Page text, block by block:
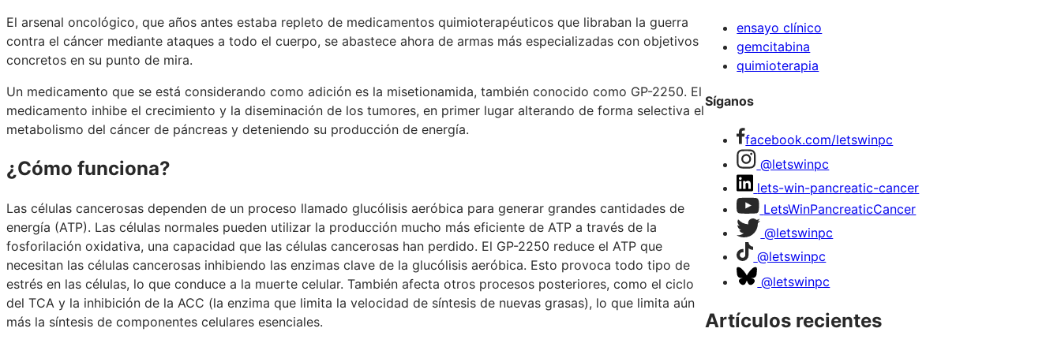
El arsenal oncológico, que años antes estaba repleto de medicamentos quimioterapéuticos que libraban la guerra
contra el cáncer mediante ataques a todo el cuerpo, se abastece ahora de armas más especializadas con objetivos
concretos en su punto de mira.
Un medicamento que se está considerando como adición es la misetionamida, también conocido como GP-2250. El
medicamento inhibe el crecimiento y la diseminación de los tumores, en primer lugar alterando de forma selectiva el
metabolismo del cáncer de páncreas y deteniendo su producción de energía.
¿Cómo funciona?
Las células cancerosas dependen de un proceso llamado glucólisis aeróbica para generar grandes cantidades de
energía (ATP). Las células normales pueden utilizar la producción mucho más eficiente de ATP a través de la
fosforilación oxidativa, una capacidad que las células cancerosas han perdido. El GP-2250 reduce el ATP que
necesitan las células cancerosas inhibiendo las enzimas clave de la glucólisis aeróbica. Esto provoca todo tipo de
estrés en las células, lo que conduce a la muerte celular. También afecta otros procesos posteriores, como el ciclo
del TCA y la inhibición de la ACC (la enzima que limita la velocidad de síntesis de nuevas grasas), lo que limita aún
más la síntesis de componentes celulares esenciales.
ensayo clínico
gemcitabina
quimioterapia
Síganos
facebook.com/letswinpc
@letswinpc
lets-win-pancreatic-cancer
LetsWinPancreaticCancer
@letswinpc
@letswinpc
@letswinpc
Artículos recientes